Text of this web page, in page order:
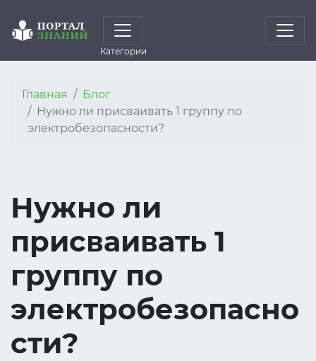
Категории
Главная
Блог
Нужно ли присваивать 1 группу по
электробезопасности?
Нужно ли
присваивать 1
группу по
электробезопасно
сти?